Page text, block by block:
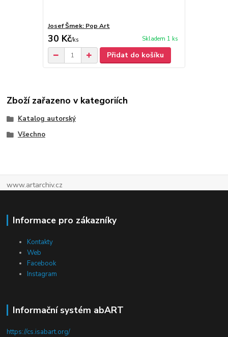
Josef Šmek: Pop Art
30 Kč/ks Skladem 1 ks
Přidat do košíku
Zboží zařazeno v kategoriích
Katalog autorský
Všechno
www.artarchiv.cz
Informace pro zákazníky
Kontakty
Web
Facebook
Instagram
Informační systém abART
https://cs.isabart.org/